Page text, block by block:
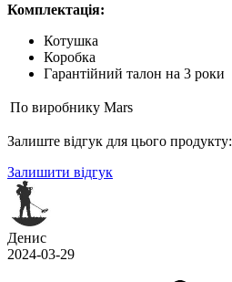
Комплектація:
Котушка
Коробка
Гарантійний талон на 3 роки
По виробнику Mars
Залиште відгук для цього продукту:
Залишити відгук
Денис
2024-03-29